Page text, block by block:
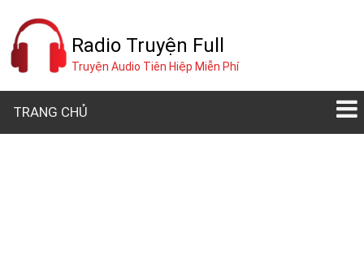
Radio Truyện Full
Truyện Audio Tiên Hiệp Miễn Phí
TRANG CHỦ